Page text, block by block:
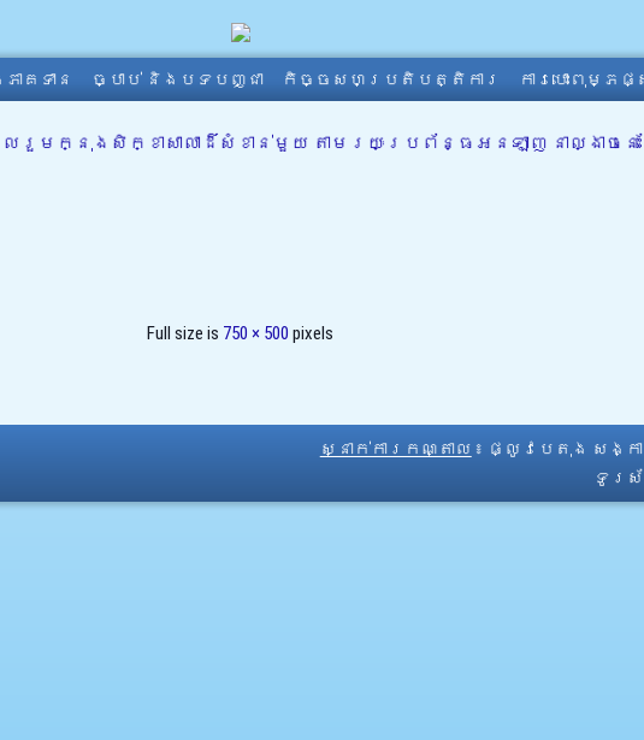
ាគទាន ច្បាប់ និងបទបញ្ជា កិច្ចសហប្រតិបត្តិការ ការបោះពុម្ភផ្
ក្នុងសិក្ខាសាលាដ៏សំខាន់មួយ តាមរយៈប្រព័ន្ធអនឡាញ នាល្ងាចនេះ
Full size is 750 × 500 pixels
ស្នាក់ការកណ្តាល ៖ ផ្លូវបេតុង សង្ក
ទូរ